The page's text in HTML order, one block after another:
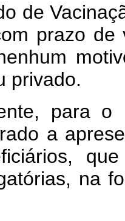
de
prazo
privado.
para o
a
na